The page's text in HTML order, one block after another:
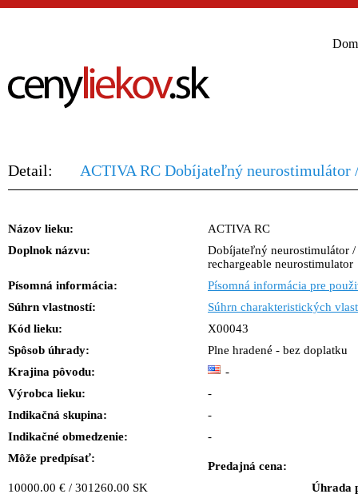
Detail: ACTIVA RC Dobíjateľný neurostimulátor
Názov lieku:
ACTIVA RC
Doplnok názvu:
Dobíjateľný neurostimulátor
rechargeable neurostimulator
Písomná informácia:
Písomná informácia pre
Súhrn vlastností:
Súhrn charakteristických
Kód lieku:
X00043
Spôsob úhrady:
Plne hradené - bez doplatku
Krajina pôvodu:
-
Výrobca lieku:
-
Indikačná skupina:
-
Indikačné obmedzenie:
-
Môže predpísať:
Predajná cena:
10000.00 € / 301260.00 SK
Úhrada